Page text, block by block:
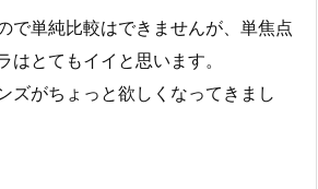
で単純比較はできませんが、単焦点
はとてもイイと思います。
ズがちょっと欲しくなってきまし